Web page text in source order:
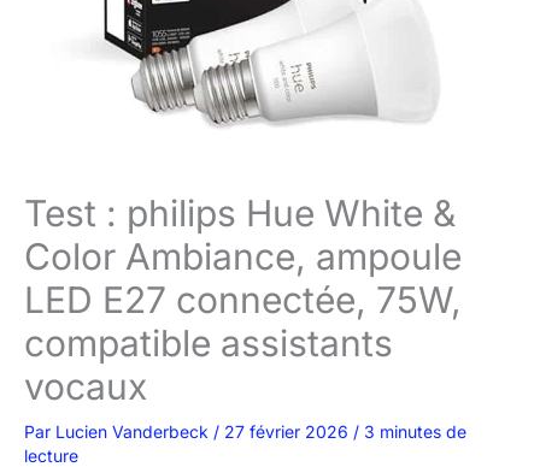
Test : philips Hue White &
Color Ambiance, ampoule
LED E27 connectée, 75W,
compatible assistants
vocaux
Par Lucien Vanderbeck / 27 février 2026 / 3 minutes de
lecture